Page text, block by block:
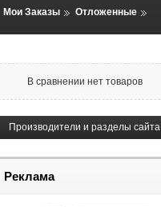
Мои Заказы
Отложенные
В сравнении нет товаров
Производители и разделы сайта
Реклама